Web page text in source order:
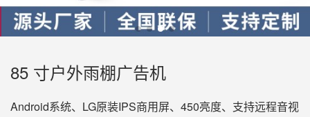
85 寸户外雨棚广告机
Android系统、LG原装IPS商用屏、450亮度、支持远程音视